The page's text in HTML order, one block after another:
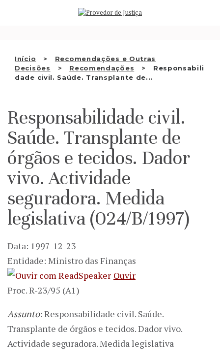
Início
Recomendações e Outras
Decisões
Recomendações
Responsabili
dade civil. Saúde. Transplante de...
QUEM SOMOS
RECOMENDAÇÕES E OUTRAS
DECISÕES
APRESENTAR QUEIXA
PT
Responsabilidade civil.
Saúde. Transplante de
órgãos e tecidos. Dador
vivo. Actividade
seguradora. Medida
legislativa (024/B/1997)
Data: 1997-12-23
Entidade: Ministro das Finanças
Ouvir
Proc. R-23/95 (A1)
Assunto: Responsabilidade civil. Saúde.
Transplante de órgãos e tecidos. Dador vivo.
Actividade seguradora. Medida legislativa